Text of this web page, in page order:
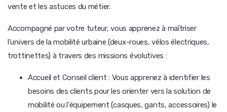
vente et les astuces du métier.
Accompagné par votre tuteur, vous apprenez à maîtriser
l'univers de la mobilité urbaine (deux-roues, vélos électriques,
trottinettes) à travers des missions évolutives :
Accueil et Conseil client : Vous apprenez à identifier les
besoins des clients pour les orienter vers la solution de
mobilité ou l'équipement (casques, gants, accessoires) le